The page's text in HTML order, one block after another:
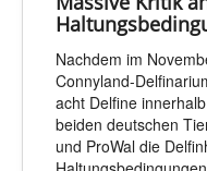
Nachdem im
Connyland-
acht Delfine
beiden deutschen
und ProWal die